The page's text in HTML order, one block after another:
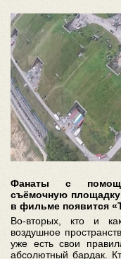
Фанаты с
съёмочную
в фильме появится
Во-вторых, кто и
воздушное
уже есть свои
абсолютный бардак.